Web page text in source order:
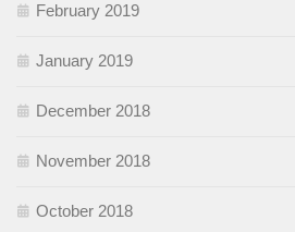
February 2019
January 2019
December 2018
November 2018
October 2018